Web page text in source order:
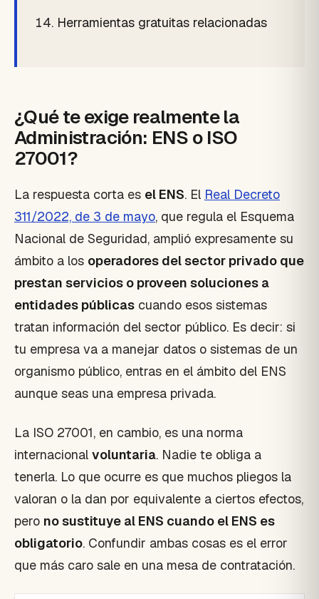
Herramientas gratuitas relacionadas
¿Qué te exige realmente la
Administración: ENS o ISO
27001?
La respuesta corta es el ENS. El Real Decreto
311/2022, de 3 de mayo, que regula el Esquema
Nacional de Seguridad, amplió expresamente su
ámbito a los operadores del sector privado que
prestan servicios o proveen soluciones a
entidades públicas cuando esos sistemas
tratan información del sector público. Es decir: si
tu empresa va a manejar datos o sistemas de un
organismo público, entras en el ámbito del ENS
aunque seas una empresa privada.
La ISO 27001, en cambio, es una norma
internacional voluntaria. Nadie te obliga a
tenerla. Lo que ocurre es que muchos pliegos la
valoran o la dan por equivalente a ciertos efectos,
pero no sustituye al ENS cuando el ENS es
obligatorio. Confundir ambas cosas es el error
que más caro sale en una mesa de contratación.